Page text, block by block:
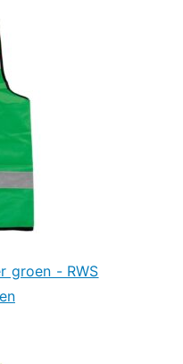
groen - RWS